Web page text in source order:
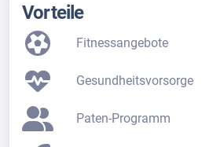
Vorteile
Fitnessangebote
Gesundheitsvorsorge
Paten-Programm